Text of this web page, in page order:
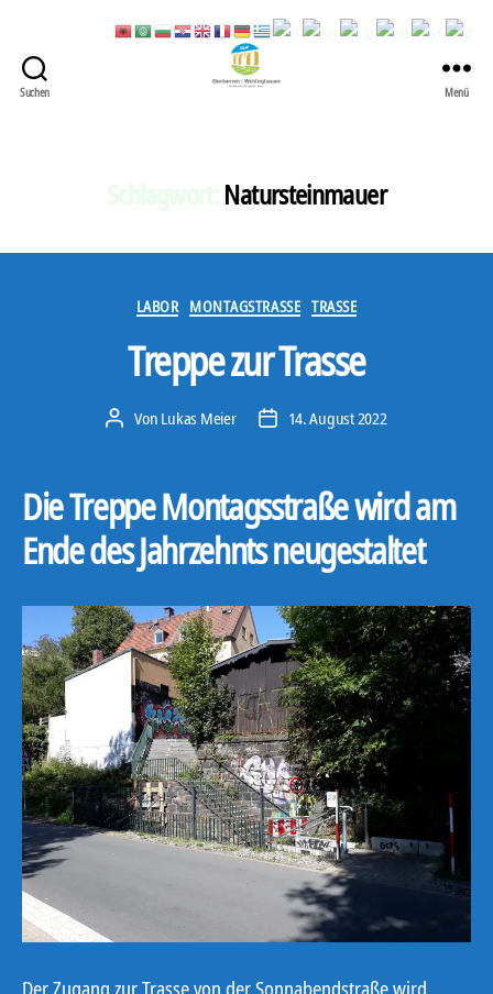
Suchen
Stadt
Menü
Natursteinmauer
Kategorien
LABOR MONTAGSTRASSE TRASSE
Treppe zur Trasse
Beitragsautor
Von Lukas Meier Veröffentlichungsdatum
14. August 2022
Die Treppe Montagsstraße wird am
Ende des Jahrzehnts neugestaltet